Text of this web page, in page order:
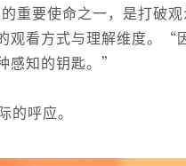
重要使命之一，是打破观
观看方式与理解维度。“
感知的钥匙。”
呼应。